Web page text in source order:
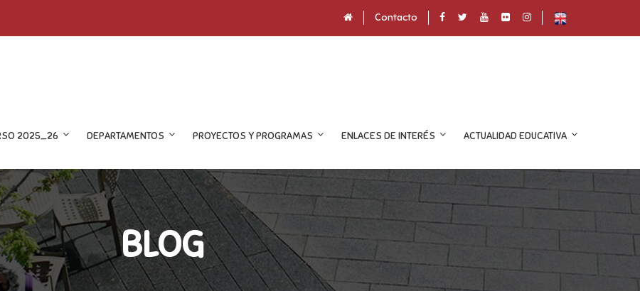
Contacto
2025_26 DEPARTAMENTOS PROYECTOS Y PROGRAMAS ENLACES DE INTERÉS ACTUALIDAD EDUCATIVA
BLOG